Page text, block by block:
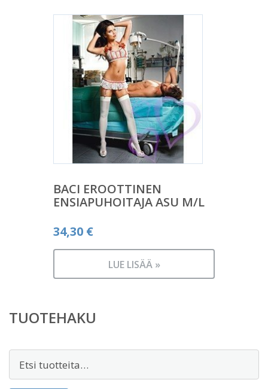
BACI EROOTTINEN
ENSIAPUHOITAJA ASU M/L
34,30 €
LUE LISÄÄ »
TUOTEHAKU